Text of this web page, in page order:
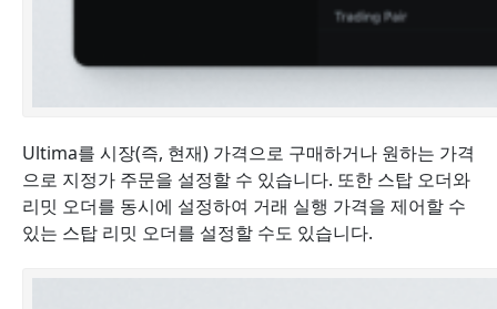
Ultima를 시장(즉, 현재) 가격으로 구매하거나 원하는 가격
으로 지정가 주문을 설정할 수 있습니다. 또한 스탑 오더와
리밋 오더를 동시에 설정하여 거래 실행 가격을 제어할 수
있는 스탑 리밋 오더를 설정할 수도 있습니다.